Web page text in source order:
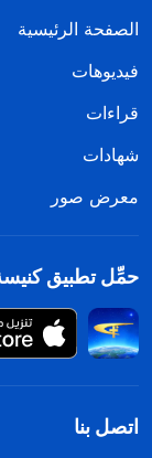
الصفحة الرئيسية
فيديوهات
قراءات
شهادات
معرض صور
حمِّل تطبيق كنيسة
اتصل بنا